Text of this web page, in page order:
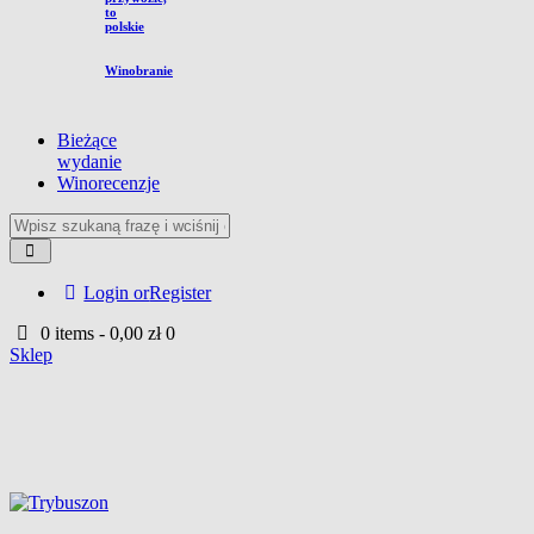
to
polskie
Winobranie
Bieżące
wydanie
Winorecenzje
Login orRegister
0 items -0,00 zł 0
Sklep